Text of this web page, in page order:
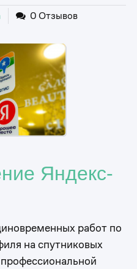
0 Отзывов
Яндекс-
работ по
на спутниковых